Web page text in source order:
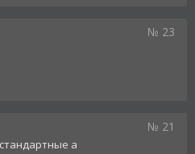
№ 23
№ 21
а